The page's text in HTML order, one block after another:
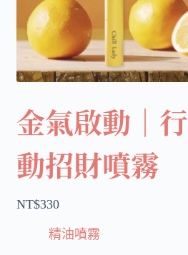
金氣啟動｜行
動招財噴霧
NT$330
精油噴霧